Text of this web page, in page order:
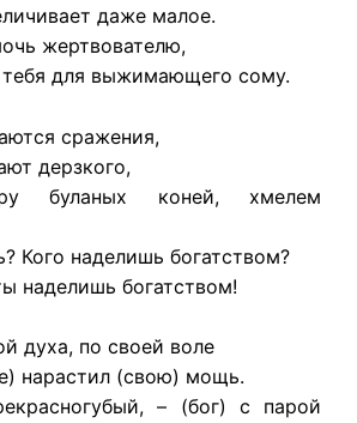
даже малое.
жертвователю,
для выжимающего сому.
сражения,
дерзкого,
буланых коней, хмелем
Кого наделишь богатством?
наделишь богатством!
духа, по своей воле
нарастил (свою) мощь.
– (бог) с парой